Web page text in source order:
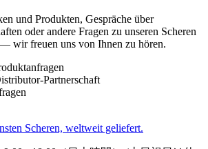
und Produkten, Gespräche über
oder andere Fragen zu unseren Scheren
wir freuen uns von Ihnen zu hören.
Partnerschaft
Scheren, weltweit geliefert.